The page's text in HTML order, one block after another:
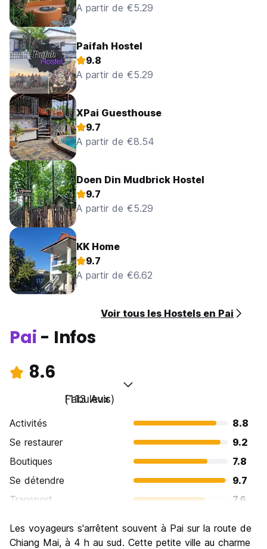
A partir de €5.29
Paifah Hostel
9.8
A partir de €5.29
XPai Guesthouse
9.7
A partir de €8.54
Doen Din Mudbrick Hostel
9.7
A partir de €5.29
KK Home
9.7
A partir de €6.62
Voir tous les Hostels en Pai
Pai - Infos
8.6
Fabuleux
(113 Avis)
Activités
8.8
Se restaurer
9.2
Boutiques
7.8
Se détendre
9.7
Transport
7.6
Culture
8.1
Les voyageurs s'arrêtent souvent à Pai sur la route de
Chiang Mai, à 4 h au sud. Cette petite ville au charme